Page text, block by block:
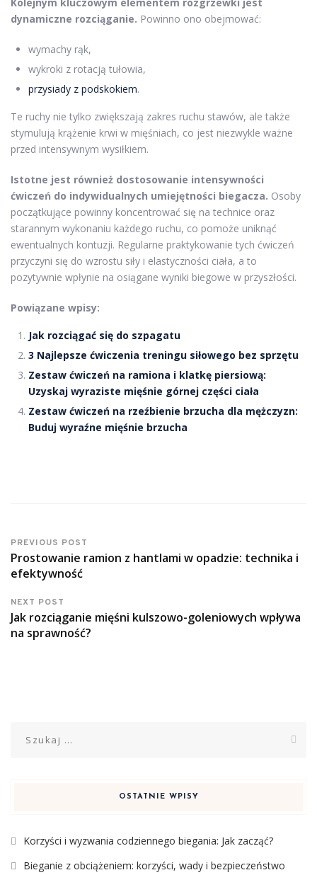
dynamiczne rozciąganie. Powinno ono obejmować:
wymachy rąk,
wykroki z rotacją tułowia,
przysiady z podskokiem.
Te ruchy nie tylko zwiększają zakres ruchu stawów, ale także
stymulują krążenie krwi w mięśniach, co jest niezwykle ważne
przed intensywnym wysiłkiem.
Istotne jest również dostosowanie intensywności
ćwiczeń do indywidualnych umiejętności biegacza. Osoby
początkujące powinny koncentrować się na technice oraz
starannym wykonaniu każdego ruchu, co pomoże uniknąć
ewentualnych kontuzji. Regularne praktykowanie tych ćwiczeń
przyczyni się do wzrostu siły i elastyczności ciała, a to
pozytywnie wpłynie na osiągane wyniki biegowe w przyszłości.
Powiązane wpisy:
Jak rozciągać się do szpagatu
3 Najlepsze ćwiczenia treningu siłowego bez sprzętu
Zestaw ćwiczeń na ramiona i klatkę piersiową:
Uzyskaj wyraziste mięśnie górnej części ciała
Zestaw ćwiczeń na rzeźbienie brzucha dla mężczyzn:
Buduj wyraźne mięśnie brzucha
PREVIOUS POST
Prostowanie ramion z hantlami w opadzie: technika i
efektywność
NEXT POST
Jak rozciąganie mięśni kulszowo-goleniowych wpływa
na sprawność?
OSTATNIE WPISY
Korzyści i wyzwania codziennego biegania: Jak zacząć?
Bieganie z obciążeniem: korzyści, wady i bezpieczeństwo